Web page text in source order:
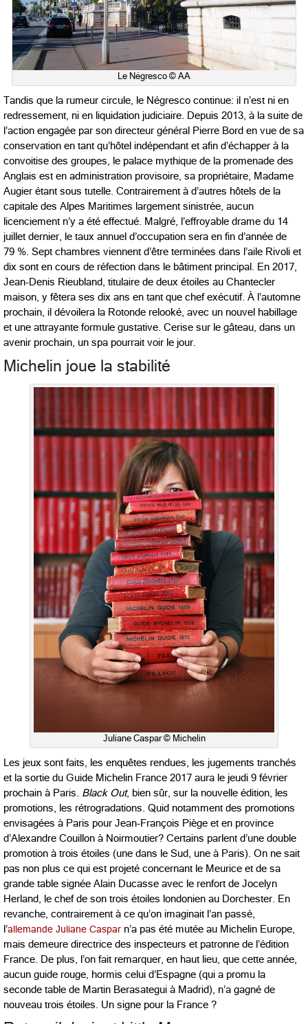
Le Négresco © AA
Tandis que la rumeur circule, le Négresco continue: il n’est ni en
redressement, ni en liquidation judiciaire. Depuis 2013, à la suite de
l’action engagée par son directeur général Pierre Bord en vue de sa
conservation en tant qu’hôtel indépendant et afin d’échapper à la
convoitise des groupes, le palace mythique de la promenade des
Anglais est en administration provisoire, sa propriétaire, Madame
Augier étant sous tutelle. Contrairement à d’autres hôtels de la
capitale des Alpes Maritimes largement sinistrée, aucun
licenciement n’y a été effectué. Malgré, l’effroyable drame du 14
juillet dernier, le taux annuel d’occupation sera en fin d’année de
79 %. Sept chambres viennent d’être terminées dans l’aile Rivoli et
dix sont en cours de réfection dans le bâtiment principal. En 2017,
Jean-Denis Rieubland, titulaire de deux étoiles au Chantecler
maison, y fêtera ses dix ans en tant que chef exécutif. À l’automne
prochain, il dévoilera la Rotonde relooké, avec un nouvel habillage
et une attrayante formule gustative. Cerise sur le gâteau, dans un
avenir prochain, un spa pourrait voir le jour.
Michelin joue la stabilité
Juliane Caspar © Michelin
Les jeux sont faits, les enquêtes rendues, les jugements tranchés
et la sortie du Guide Michelin France 2017 aura le jeudi 9 février
prochain à Paris. Black Out, bien sûr, sur la nouvelle édition, les
promotions, les rétrogradations. Quid notamment des promotions
envisagées à Paris pour Jean-François Piège et en province
d’Alexandre Couillon à Noirmoutier? Certains parlent d’une double
promotion à trois étoiles (une dans le Sud, une à Paris). On ne sait
pas non plus ce qui est projeté concernant le Meurice et de sa
grande table signée Alain Ducasse avec le renfort de Jocelyn
Herland, le chef de son trois étoiles londonien au Dorchester. En
revanche, contrairement à ce qu’on imaginait l’an passé,
l’allemande Juliane Caspar n’a pas été mutée au Michelin Europe,
mais demeure directrice des inspecteurs et patronne de l’édition
France. De plus, l’on fait remarquer, en haut lieu, que cette année,
aucun guide rouge, hormis celui d’Espagne (qui a promu la
seconde table de Martin Berasategui à Madrid), n’a gagné de
nouveau trois étoiles. Un signe pour la France ?